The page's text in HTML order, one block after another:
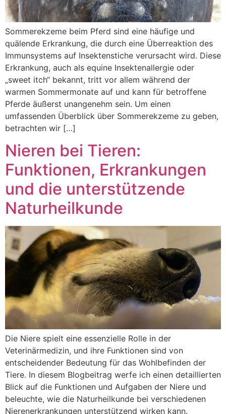
Sommerekzeme beim Pferd sind eine häufige und
quälende Erkrankung, die durch eine Überreaktion des
Immunsystems auf Insektenstiche verursacht wird. Diese
Erkrankung, auch als equine Insektenallergie oder
„sweet itch“ bekannt, tritt vor allem während der
warmen Sommermonate auf und kann für betroffene
Pferde äußerst unangenehm sein. Um einen
umfassenden Überblick über Sommerekzeme zu geben,
betrachten wir […]
Nieren bei Tieren:
Funktionen, Erkrankungen
und die unterstützende
Naturheilkunde
Die Niere spielt eine essenzielle Rolle in der
Veterinärmedizin, und ihre Funktionen sind von
entscheidender Bedeutung für das Wohlbefinden der
Tiere. In diesem Blogbeitrag werfe ich einen detaillierten
Blick auf die Funktionen und Aufgaben der Niere und
beleuchte, wie die Naturheilkunde bei verschiedenen
Nierenerkrankungen unterstützend wirken kann.